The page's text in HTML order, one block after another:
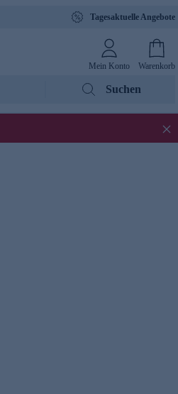
Tagesaktuelle Angebote
Mein Konto Warenkorb
Suchen